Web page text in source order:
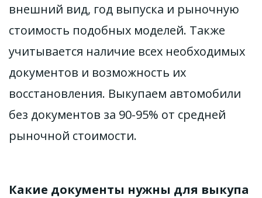
внешний вид, год выпуска и рыночную
стоимость подобных моделей. Также
учитывается наличие всех необходимых
документов и возможность их
восстановления. Выкупаем автомобили
без документов за 90-95% от средней
рыночной стоимости.
Какие документы нужны для выкупа